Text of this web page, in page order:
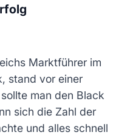
Marktführer im
stand vor einer
man den Black
sich die Zahl der
und alles schnell